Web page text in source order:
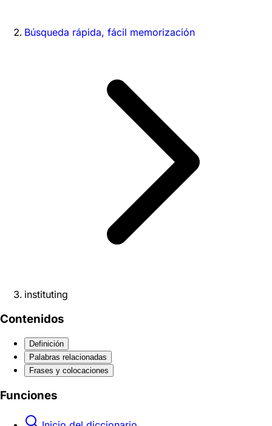
Búsqueda rápida, fácil memorización
instituting
Contenidos
Definición
Palabras relacionadas
Frases y colocaciones
Funciones